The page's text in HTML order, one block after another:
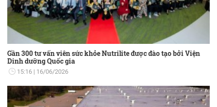
Gần 300 tư vấn viên sức khỏe Nutrilite được đào tạo bởi Viện
Dinh dưỡng Quốc gia
15:16 16/06/2026